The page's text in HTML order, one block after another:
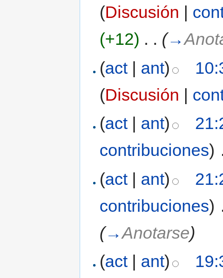
(Discusión
(+12) . . (→
(act| ant)
(Discusión |
(act| ant)
contribuciones)
(act| ant)
contribuciones)
(→Anotarse)
(act| ant)